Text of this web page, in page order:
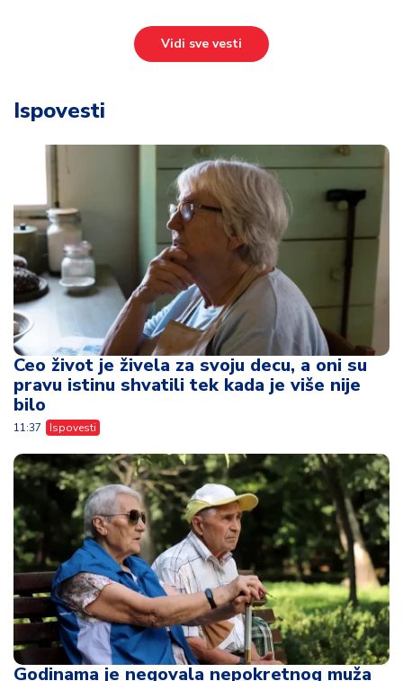
Vidi sve vesti
Ispovesti
Ceo život je živela za svoju decu, a oni su
pravu istinu shvatili tek kada je više nije
bilo
11:37 Ispovesti
Godinama je negovala nepokretnog muža